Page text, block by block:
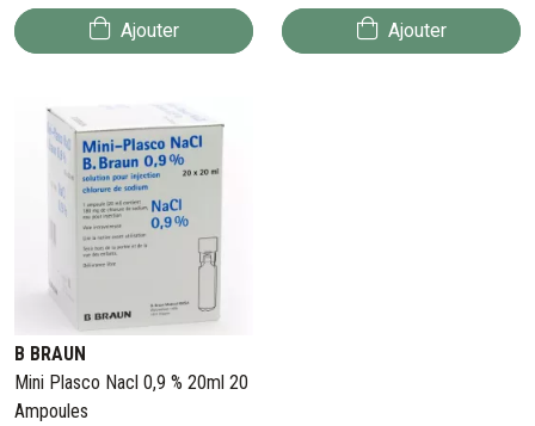
Ajouter Ajouter
B BRAUN
Mini Plasco Nacl 0,9 % 20ml 20
Ampoules